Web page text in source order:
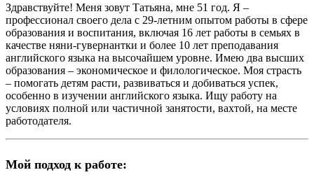
Здравствуйте! Меня зовут Татьяна, мне 51 год. Я –
профессионал своего дела с 29-летним опытом работы в сфере
образования и воспитания, включая 16 лет работы в семьях в
качестве няни-гувернантки и более 10 лет преподавания
английского языка на высочайшем уровне. Имею два высших
образования – экономическое и филологическое. Моя страсть
– помогать детям расти, развиваться и добиваться успек,
особенно в изучении английского языка. Ищу работу на
условиях полной или частичной занятости, вахтой, на месте
работодателя.
Мой подход к работе: